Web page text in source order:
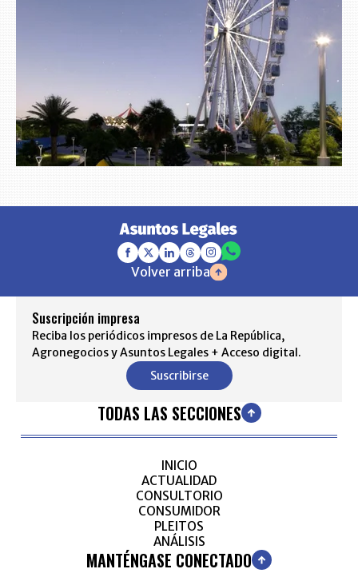
Volver arriba
Suscripción impresa
Reciba los periódicos impresos de La República,
Agronegocios y Asuntos Legales + Acceso digital.
Suscribirse
TODAS LAS SECCIONES
INICIO
ACTUALIDAD
CONSULTORIO
CONSUMIDOR
PLEITOS
ANÁLISIS
MANTÉNGASE CONECTADO